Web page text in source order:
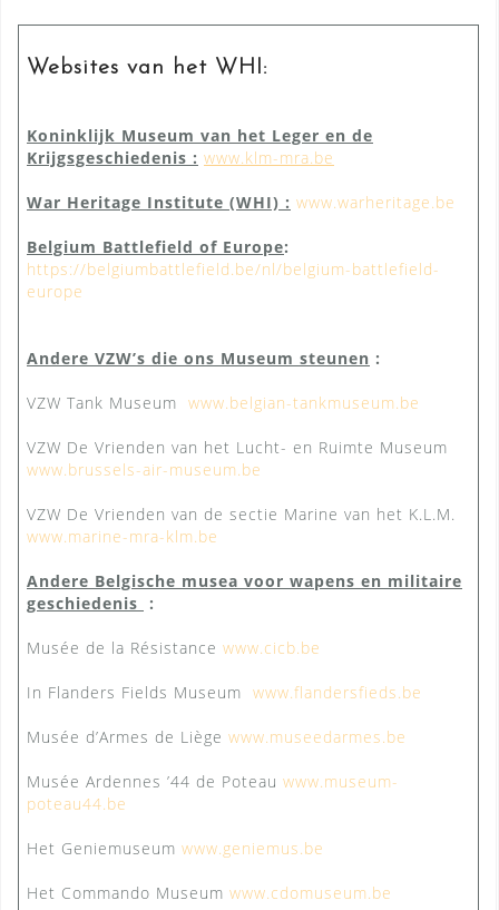
Websites van het WHI:
Koninklijk Museum van het Leger en de
Krijgsgeschiedenis : www.klm-mra.be
War Heritage Institute (WHI) : www.warheritage.be
Belgium Battlefield of Europe:
https://belgiumbattlefield.be/nl/belgium-battlefield-
europe
Andere VZW’s die ons Museum steunen :
VZW Tank Museum www.belgian-tankmuseum.be
VZW De Vrienden van het Lucht- en Ruimte Museum
www.brussels-air-museum.be
VZW De Vrienden van de sectie Marine van het K.L.M.
www.marine-mra-klm.be
Andere Belgische musea voor wapens en militaire
geschiedenis
:
Musée de la Résistance www.cicb.be
In Flanders Fields Museum www.flandersfieds.be
Musée d’Armes de Liège www.museedarmes.be
Musée Ardennes ’44 de Poteau www.museum-
poteau44.be
Het Geniemuseum www.geniemus.be
Het Commando Museum www.cdomuseum.be